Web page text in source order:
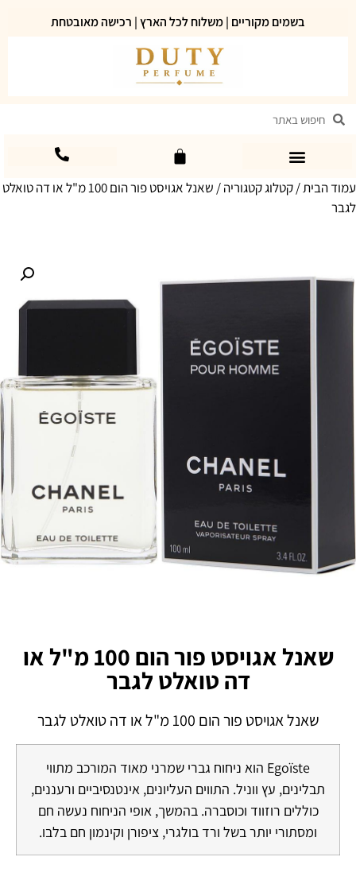
בשמים מקוריים | משלוח לכל הארץ | רכישה מאובטחת
עמוד הבית/קטלוג קטגוריה
/ שאנל אגויסט פור הום 100 מ"ל או דה טואלט
לגבר
שאנל אגויסט פור הום 100 מ"ל או
דה טואלט לגבר
שאנל אגויסט פור הום 100 מ"ל או דה טואלט לגבר
Egoïste הוא ניחוח גברי שמרני מאוד המורכב מתווי
תבלינים, עץ ווניל. התווים העליונים, אינטנסיביים ורעננים,
כוללים רוזווד וכוסברה. בהמשך, אופי הניחוח נעשה חם
ומסתורי יותר בשל ורד בולגרי, ציפורן וקינמון חם בלבו.